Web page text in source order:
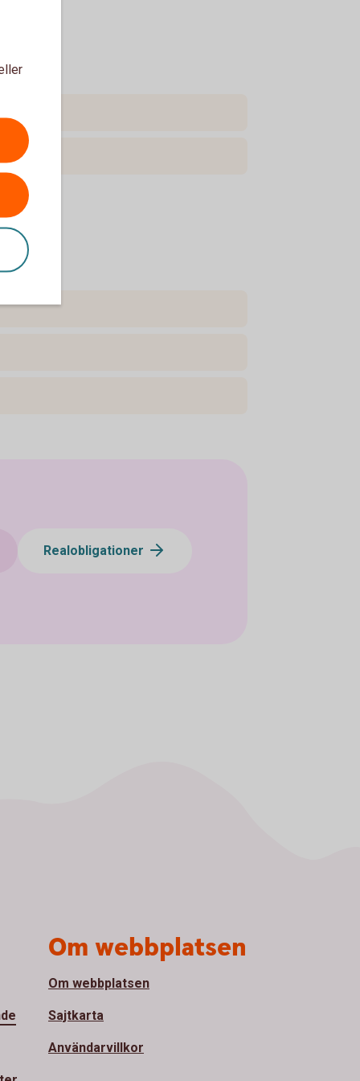
Realobligationer
Om webbplatsen
Om webbplatsen
Sajtkarta
Användarvillkor